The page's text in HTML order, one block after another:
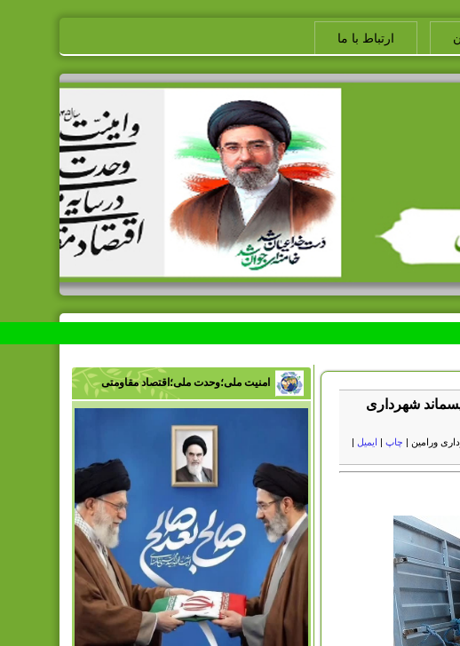
ارتباط با ما
شهرداری
ورامین | چاپ | ایمیل |
امنیت ملی؛وحدت ملی؛اقتصاد مقاومتی